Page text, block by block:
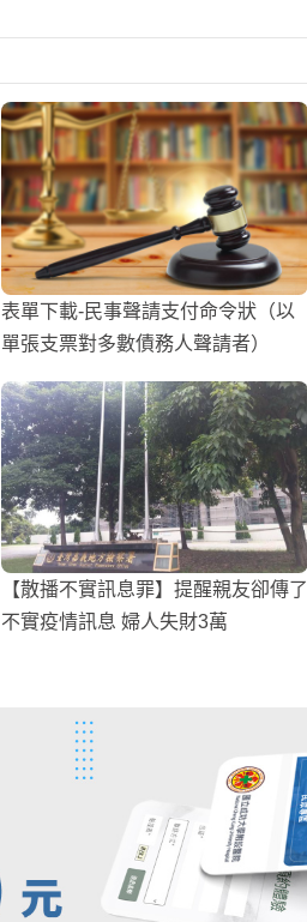
表單下載-民事聲請支付命令狀（以
單張支票對多數債務人聲請者）
【散播不實訊息罪】提醒親友卻傳了
不實疫情訊息 婦人失財3萬